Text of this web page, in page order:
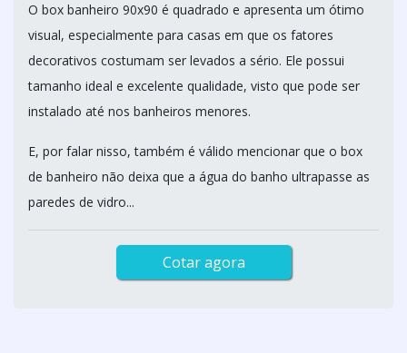
O box banheiro 90x90 é quadrado e apresenta um ótimo
visual, especialmente para casas em que os fatores
decorativos costumam ser levados a sério. Ele possui
tamanho ideal e excelente qualidade, visto que pode ser
instalado até nos banheiros menores.
E, por falar nisso, também é válido mencionar que o box
de banheiro não deixa que a água do banho ultrapasse as
paredes de vidro...
Cotar agora